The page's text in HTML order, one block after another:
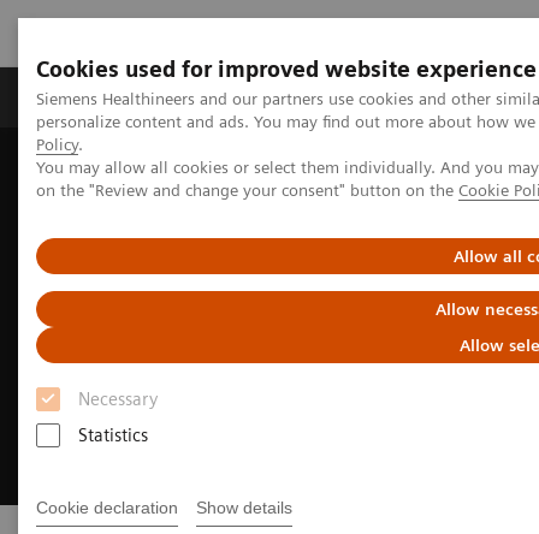
Cookies used for improved website experience
Siemens Healthineers and our partners use cookies and other
personalize content and ads. You may find out more about how
Policy.
You may allow all cookies or select them individually. And you
on the "Review and change your consent" button on the Cookie
Allow all
Allow
Allow
Necessary
Statistics
Cookie declaration Show details
Produits et services Spécialités cliniques &
Home Imagerie Médicale Angiographie